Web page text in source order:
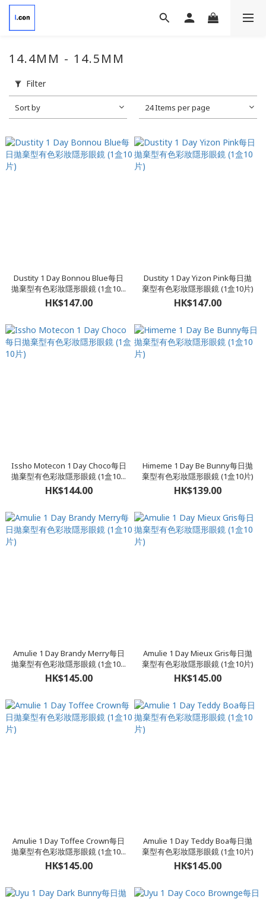
14.4MM - 14.5MM
Filter
Sort by 24 Items per page
Dustity 1 Day Bonnou Blue每日
拋棄型有色彩妝隱形眼鏡 (1盒10...
HK$147.00
Dustity 1 Day Yizon Pink每日拋
棄型有色彩妝隱形眼鏡 (1盒10片)
HK$147.00
Issho Motecon 1 Day Choco每日
拋棄型有色彩妝隱形眼鏡 (1盒10...
HK$144.00
Himeme 1 Day Be Bunny每日拋
棄型有色彩妝隱形眼鏡 (1盒10片)
HK$139.00
Amulie 1 Day Brandy Merry每日
拋棄型有色彩妝隱形眼鏡 (1盒10...
HK$145.00
Amulie 1 Day Mieux Gris每日拋
棄型有色彩妝隱形眼鏡 (1盒10片)
HK$145.00
Amulie 1 Day Toffee Crown每日
拋棄型有色彩妝隱形眼鏡 (1盒10...
HK$145.00
Amulie 1 Day Teddy Boa每日拋
棄型有色彩妝隱形眼鏡 (1盒10片)
HK$145.00